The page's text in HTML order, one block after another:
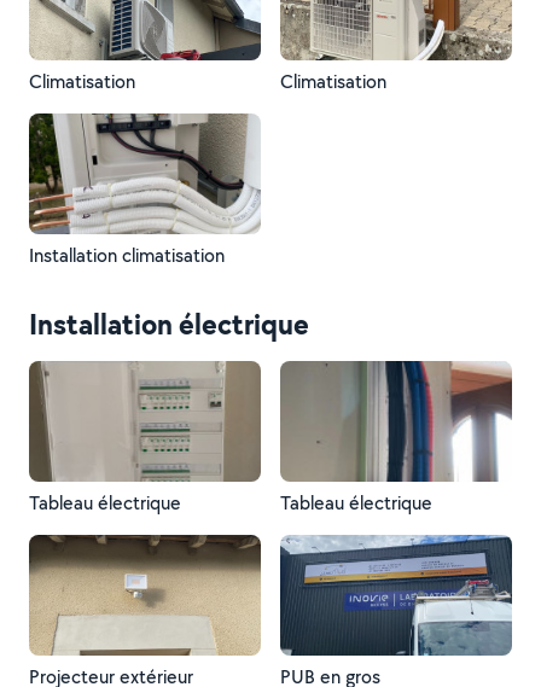
Climatisation Climatisation
Installation climatisation
Installation électrique
Tableau électrique Tableau électrique
Projecteur extérieur PUB en gros